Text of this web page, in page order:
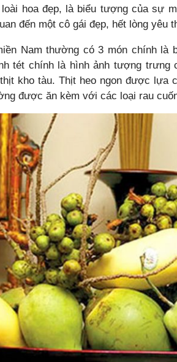
hoa đẹp, là biểu tượng của sự
đến một cô gái đẹp, hết lòng yêu
Nam thường có 3 món chính là
tét chính là hình ảnh tượng
kho tàu. Thịt heo ngon được lựa
được ăn kèm với các loại rau